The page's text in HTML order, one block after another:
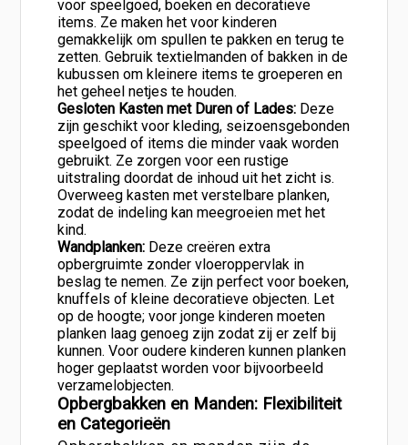
voor speelgoed, boeken en decoratieve
items. Ze maken het voor kinderen
gemakkelijk om spullen te pakken en terug te
zetten. Gebruik textielmanden of bakken in de
kubussen om kleinere items te groeperen en
het geheel netjes te houden.
Gesloten Kasten met Duren of Lades: Deze
zijn geschikt voor kleding, seizoensgebonden
speelgoed of items die minder vaak worden
gebruikt. Ze zorgen voor een rustige
uitstraling doordat de inhoud uit het zicht is.
Overweeg kasten met verstelbare planken,
zodat de indeling kan meegroeien met het
kind.
Wandplanken: Deze creëren extra
opbergruimte zonder vloeroppervlak in
beslag te nemen. Ze zijn perfect voor boeken,
knuffels of kleine decoratieve objecten. Let
op de hoogte; voor jonge kinderen moeten
planken laag genoeg zijn zodat zij er zelf bij
kunnen. Voor oudere kinderen kunnen planken
hoger geplaatst worden voor bijvoorbeeld
verzamelobjecten.
Opbergbakken en Manden: Flexibiliteit
en Categorieën